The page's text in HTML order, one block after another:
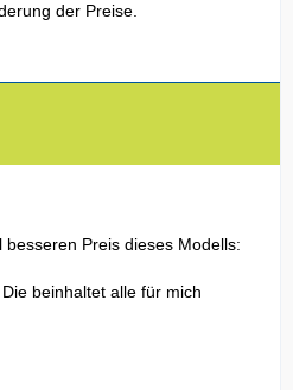
der Preise.
Preis dieses Modells:
beinhaltet alle für mich